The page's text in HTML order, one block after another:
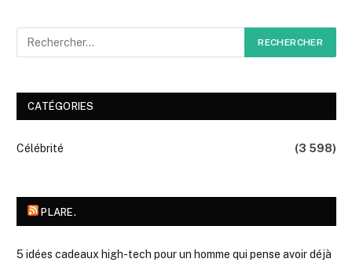
CATÉGORIES
Célébrité (3 598)
PLARE.
5 idées cadeaux high-tech pour un homme qui pense avoir déjà